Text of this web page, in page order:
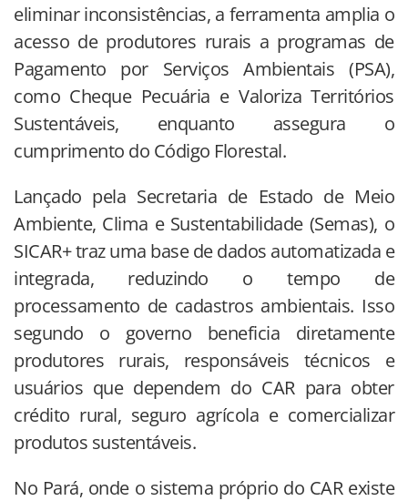
eliminar inconsistências, a ferramenta amplia o
acesso de produtores rurais a programas de
Pagamento por Serviços Ambientais (PSA),
como Cheque Pecuária e Valoriza Territórios
Sustentáveis, enquanto assegura o
cumprimento do Código Florestal.
Lançado pela Secretaria de Estado de Meio
Ambiente, Clima e Sustentabilidade (Semas), o
SICAR+ traz uma base de dados automatizada e
integrada, reduzindo o tempo de
processamento de cadastros ambientais. Isso
segundo o governo beneficia diretamente
produtores rurais, responsáveis técnicos e
usuários que dependem do CAR para obter
crédito rural, seguro agrícola e comercializar
produtos sustentáveis.
No Pará, onde o sistema próprio do CAR existe